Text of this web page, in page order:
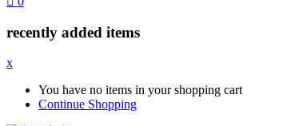
recently added items
x
You have no items in your shopping cart
Continue Shopping